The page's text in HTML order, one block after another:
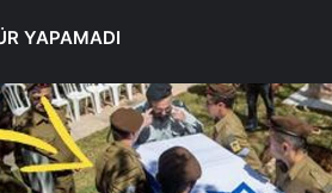
YAPAMADI